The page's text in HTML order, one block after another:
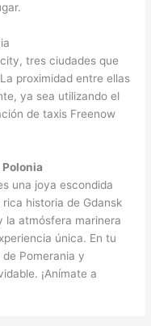
tres ciudades que
proximidad entre ellas
ya sea utilizando el
de taxis Freenow
una joya escondida
historia de Gdansk
la atmósfera marinera
única. En tu
Pomerania y
¡Anímate a